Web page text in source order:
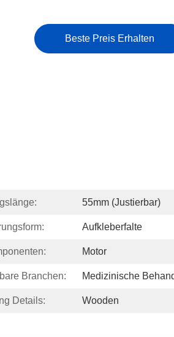
Beste Preis Erhalten
55mm (justierbar)
Aufkleberfalte
Motor
Branchen: Medizinische
Details: Wooden